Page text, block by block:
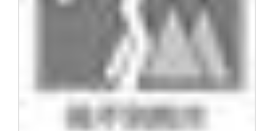
终身学习
三创大赛
会长致辞